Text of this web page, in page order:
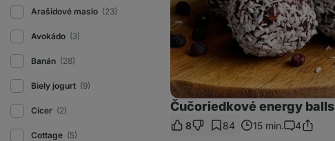
Arašidové maslo (23)
Avokádo (3)
Banán (28)
Biely jogurt (9)
Cícer (2)
Cottage (5)
Čučoriedkové energy balls
8 84 15 min.
Komentáre
4Zdieľať